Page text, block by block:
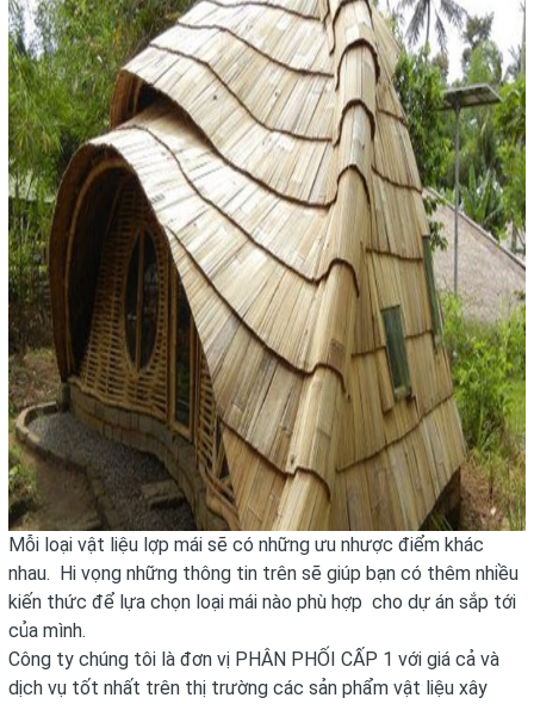
Mỗi loại vật liệu lợp mái sẽ có những ưu nhược điểm khác
nhau. Hi vọng những thông tin trên sẽ giúp bạn có thêm nhiều
kiến thức để lựa chọn loại mái nào phù hợp cho dự án sắp tới
của mình.
Công ty chúng tôi là đơn vị PHÂN PHỐI CẤP 1 với giá cả và
dịch vụ tốt nhất trên thị trường các sản phẩm vật liệu xây